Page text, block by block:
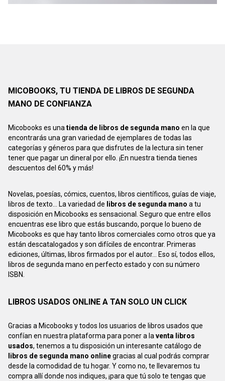
MICOBOOKS, TU TIENDA DE LIBROS DE SEGUNDA
MANO DE CONFIANZA
Micobooks es unatienda de libros de segunda mano en la que
encontrarás una gran variedad de ejemplares de todas las
categorías y géneros para que disfrutes de la lectura sin tener
tener que pagar un dineral por ello. ¡En nuestra tienda tienes
descuentos del 60% y más!
Novelas, poesías, cómics, cuentos, libros científicos, guías de viaje,
libros de texto... La variedad de libros de segunda mano a tu
disposición en Micobooks es sensacional. Seguro que entre ellos
encuentras ese libro que estás buscando, porque lo bueno de
Micobooks es que hay tanto libros comerciales como otros que ya
están descatalogados y son difíciles de encontrar. Primeras
ediciones, últimas, libros firmados por el autor... Eso sí, todos ellos,
libros de segunda mano en perfecto estado y con su número
ISBN.
LIBROS USADOS ONLINE A TAN SOLO UN CLICK
Gracias a Micobooks y todos los usuarios de libros usados que
confían en nuestra plataforma para poner a laventa libros
usados, tenemos a tu disposición un interesante catálogo de
libros de segunda mano onlinegracias al cual podrás comprar
desde la comodidad de tu hogar. Y como no, te llevaremos tu
compra allí donde nos indiques, ¡para que tú solo te tengas que